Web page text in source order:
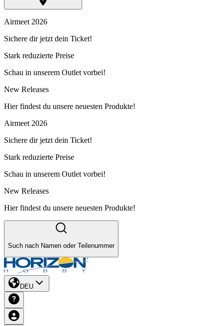
Airmeet 2026
Sichere dir jetzt dein Ticket!
Stark reduzierte Preise
Schau in unserem Outlet vorbei!
New Releases
Hier findest du unsere neuesten Produkte!
Airmeet 2026
Sichere dir jetzt dein Ticket!
Stark reduzierte Preise
Schau in unserem Outlet vorbei!
New Releases
Hier findest du unsere neuesten Produkte!
Such nach Namen oder Teilenummer
DEU